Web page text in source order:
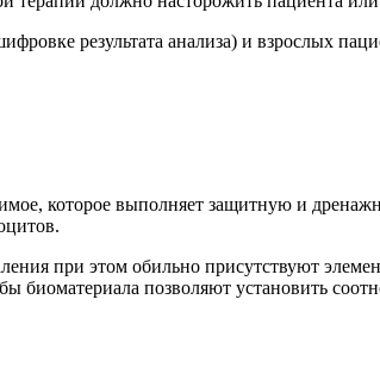
результата анализа) и взрослых
которое выполняет защитную и
при этом обильно присутствуют
позволяют установить